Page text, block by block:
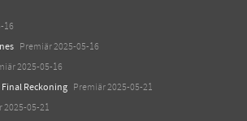
16
Premiär 2025-05-16
2025-05-16
Reckoning Premiär 2025-05-21
2025-05-21